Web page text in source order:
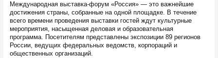
Международная выставка-форум «Россия» — это важнейшие
достижения страны, собранные на одной площадке. В течение
всего времени проведения выставки гостей ждут культурные
мероприятия, насыщенная деловая и образовательная
программа. Посетителям представлены экспозиции 89 регионов
России, ведущих федеральных ведомств, корпораций и
общественных организаций.